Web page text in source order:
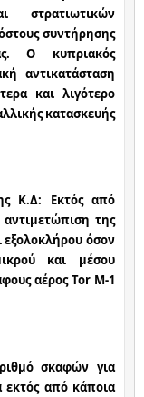
συντήρησης
Ο κυπριακός
αντικατάσταση
και λιγότερο
κατασκευής
Κ.Δ: Εκτός από
της
εξολοκλήρου όσον
και μέσου
αέρος Tor M-1
σκαφών για
εκτός από κάποια